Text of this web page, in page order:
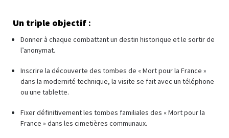
Un triple objectif :
Donner à chaque combattant un destin historique et le sortir de
l’anonymat.
Inscrire la découverte des tombes de « Mort pour la France »
dans la modernité technique, la visite se fait avec un téléphone
ou une tablette.
Fixer définitivement les tombes familiales des « Mort pour la
France » dans les cimetières communaux.